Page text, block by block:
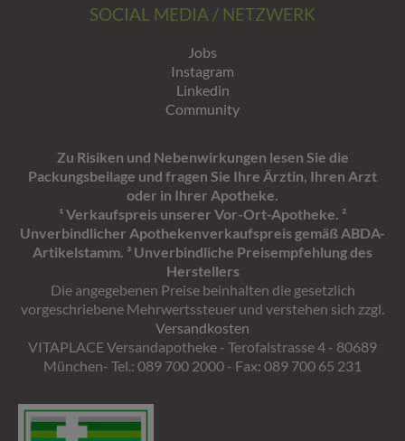
SOCIAL MEDIA / NETZWERK
Jobs
Instagram
Linkedin
Community
Zu Risiken und Nebenwirkungen lesen Sie die
Packungsbeilage und fragen Sie Ihre Ärztin, Ihren Arzt
oder in Ihrer Apotheke.
¹ Verkaufspreis unserer Vor-Ort-Apotheke. ²
Unverbindlicher Apothekenverkaufspreis gemäß ABDA-
Artikelstamm. ³ Unverbindliche Preisempfehlung des
Herstellers
Die angegebenen Preise beinhalten die gesetzlich
vorgeschriebene Mehrwertssteuer und verstehen sich zzgl.
Versandkosten
VITAPLACE Versandapotheke - Terofalstrasse 4 - 80689
München- Tel.: 089 700 2000 - Fax: 089 700 65 231